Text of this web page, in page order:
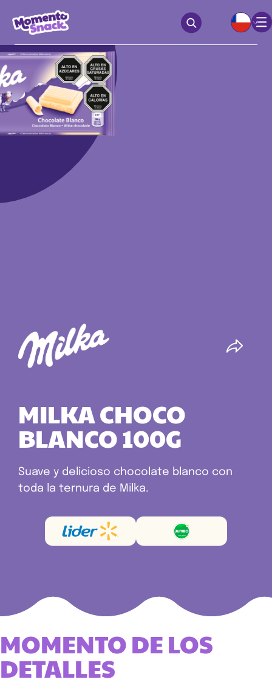
MILKA CHOCO
BLANCO 100G
Suave y delicioso chocolate blanco con
toda la ternura de Milka.
MOMENTO DE LOS
DETALLES